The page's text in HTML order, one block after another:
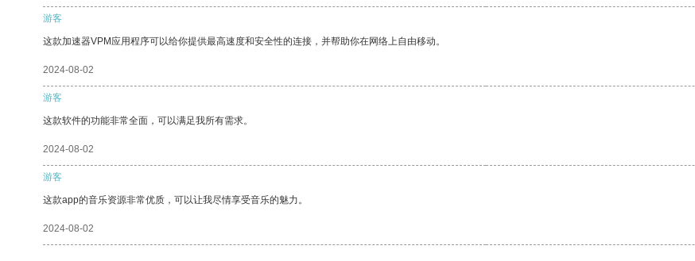
游客
这款加速器VPM应用程序可以给你提供最高速度和安全性的连接，并帮助你在网络上自由移动。
2024-08-02
游客
这款软件的功能非常全面，可以满足我所有需求。
2024-08-02
游客
这款app的音乐资源非常优质，可以让我尽情享受音乐的魅力。
2024-08-02